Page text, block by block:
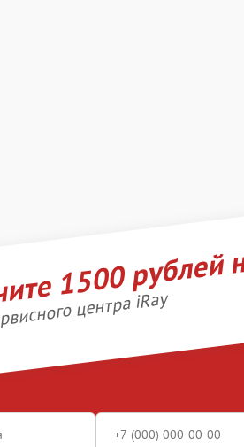
1500
центра iRay